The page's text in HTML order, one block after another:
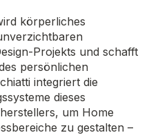
körperliches
Projekts und schafft
persönlichen
integriert die
dieses
um Home
zu gestalten –